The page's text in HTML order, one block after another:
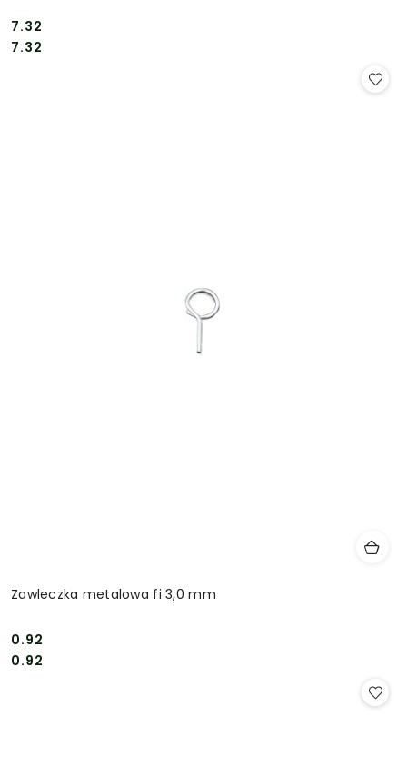
Cena:
7.32
Cena:
7.32
Zawleczka metalowa fi 3,0 mm
Cena:
0.92
Cena:
0.92